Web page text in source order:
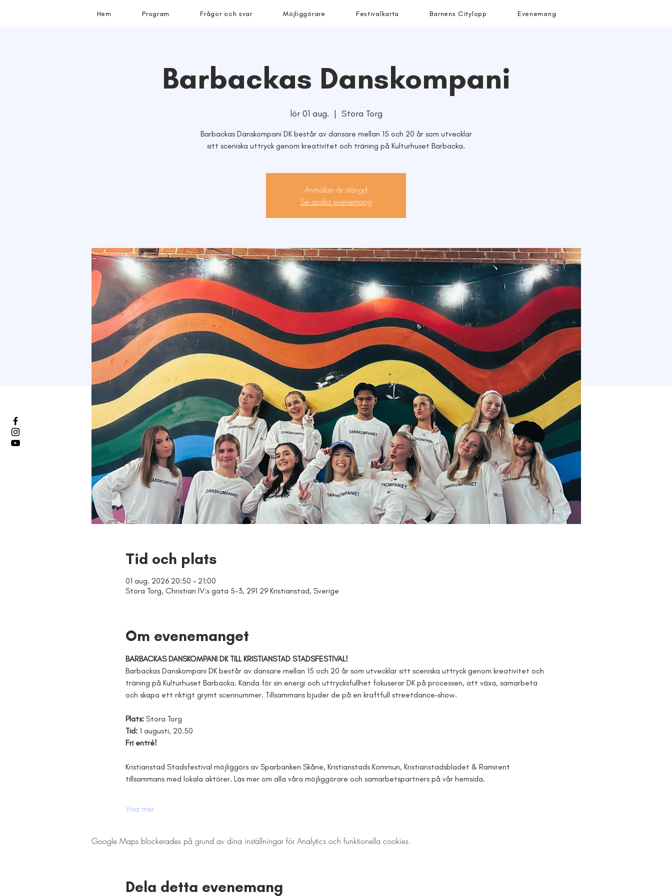
Hem Program Frågor och svar Möjliggörare Festivalkarta Barnens Citylopp Evenemang
Barbackas Danskompani
lör 01 aug.
  |
Stora Torg
Barbackas Danskompani DK består av dansare mellan 15 och 20 år som utvecklar
sitt sceniska uttryck genom kreativitet och träning på Kulturhuset Barbacka.
Anmälan är stängd
Se andra evenemang
Tid och plats
01 aug. 2026 20:50 – 21:00
Stora Torg, Christian IV:s gata 5-3, 291 29 Kristianstad, Sverige
Om evenemanget
BARBACKAS DANSKOMPANI DK TILL KRISTIANSTAD STADSFESTIVAL!
Barbackas Danskompani DK består av dansare mellan 15 och 20 år som utvecklar sitt sceniska uttryck genom kreativitet och
träning på Kulturhuset Barbacka. Kända för sin energi och uttrycksfullhet fokuserar DK på processen, att växa, samarbeta
och skapa ett riktigt grymt scennummer. Tillsammans bjuder de på en kraftfull streetdance‑show.
Plats: Stora Torg
Tid: 1 augusti, 20.50
Fri entré!
Kristianstad Stadsfestival möjliggörs av Sparbanken Skåne, Kristianstads Kommun, Kristianstadsbladet & Ramirent
tillsammans med lokala aktörer. Läs mer om alla våra möjliggörare och samarbetspartners på vår hemsida.
Visa mer
Google Maps blockerades på grund av dina inställningar för Analytics och funktionella cookies.
Dela detta evenemang